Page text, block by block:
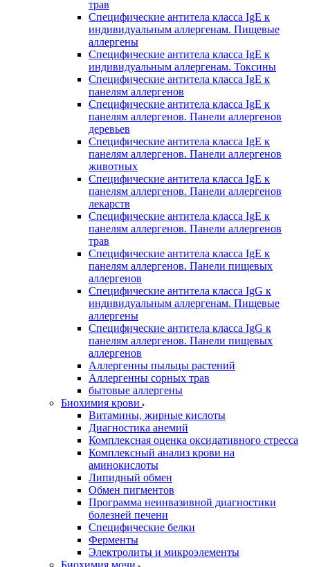
трав
Специфические антитела класса IgE к
индивидуальным аллергенам. Пищевые
аллергены
Специфические антитела класса IgE к
индивидуальным аллергенам. Токсины
Специфические антитела класса IgE к
панелям аллергенов
Специфические антитела класса IgE к
панелям аллергенов. Панели аллергенов
деревьев
Специфические антитела класса IgE к
панелям аллергенов. Панели аллергенов
животных
Специфические антитела класса IgE к
панелям аллергенов. Панели аллергенов
лекарств
Специфические антитела класса IgE к
панелям аллергенов. Панели аллергенов
трав
Специфические антитела класса IgE к
панелям аллергенов. Панели пищевых
аллергенов
Специфические антитела класса IgG к
индивидуальным аллергенам. Пищевые
аллергены
Специфические антитела класса IgG к
панелям аллергенов. Панели пищевых
аллергенов
Аллергенны пыльцы растений
Аллергенны сорных трав
бытовые аллергены
Биохимия крови
Витамины, жирные кислоты
Диагностика анемий
Комплексная оценка оксидативного стресса
Комплексный анализ крови на
аминокислоты
Липидный обмен
Обмен пигментов
Программа неинвазивной диагностики
болезней печени
Специфические белки
Ферменты
Электролиты и микроэлементы
Биохимия мочи